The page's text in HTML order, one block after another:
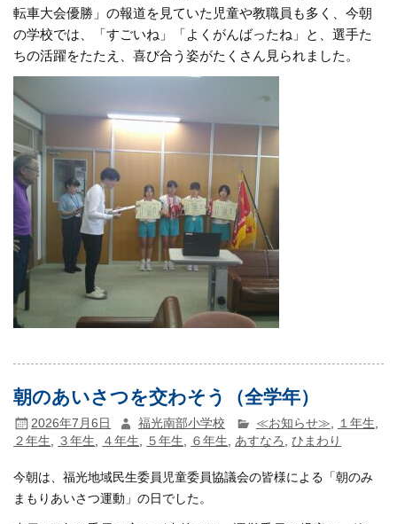
転車大会優勝」の報道を見ていた児童や教職員も多く、今朝
の学校では、「すごいね」「よくがんばったね」と、選手た
ちの活躍をたたえ、喜び合う姿がたくさん見られました。
朝のあいさつを交わそう（全学年）
2026年7月6日 福光南部小学校 ≪お知らせ≫ １年生
２年生, ３年生, ４年生, ５年生, ６年生, あすなろ ,ひまわり
今朝は、福光地域民生委員児童委員協議会の皆様による「朝のみ
まもりあいさつ運動」の日でした。